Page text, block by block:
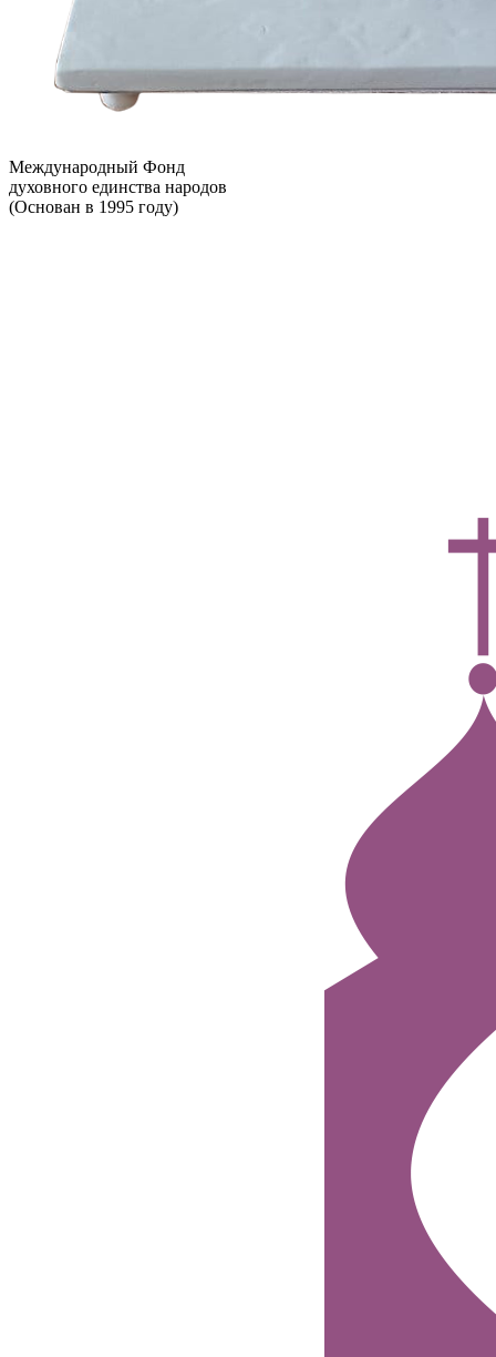
Международный Фонд
духовного единства народов
(Основан в 1995 году)